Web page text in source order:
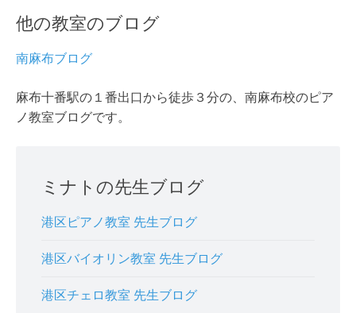
他の教室のブログ
南麻布ブログ
麻布十番駅の１番出口から徒歩３分の、南麻布校のピア
ノ教室ブログです。
ミナトの先生ブログ
港区ピアノ教室 先生ブログ
港区バイオリン教室 先生ブログ
港区チェロ教室 先生ブログ